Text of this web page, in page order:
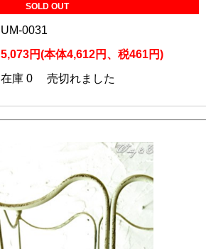
SOLD OUT
UM-0031
5,073円(本体4,612円、税461円)
在庫 0 売切れました